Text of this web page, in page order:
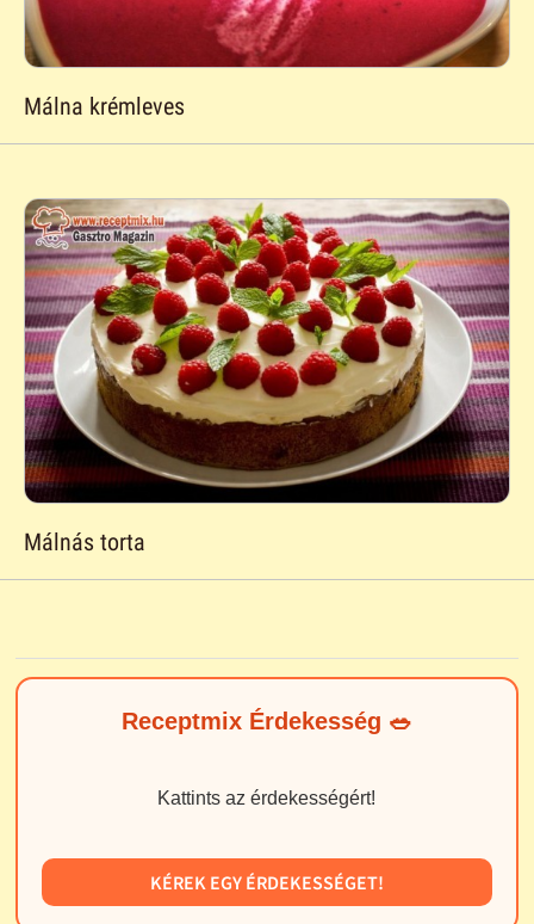
Málna krémleves
Málnás torta
Receptmix Érdekesség 🥗
Kattints az érdekességért!
KÉREK EGY ÉRDEKESSÉGET!